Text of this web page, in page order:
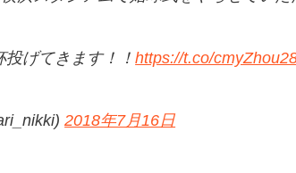
投げてきます！！https://t.co/
2018年7月16日